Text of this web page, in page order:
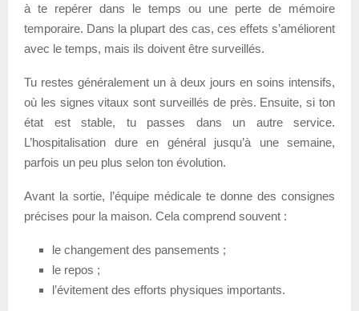
à te repérer dans le temps ou une perte de mémoire
temporaire. Dans la plupart des cas, ces effets s’améliorent
avec le temps, mais ils doivent être surveillés.
Tu restes généralement un à deux jours en soins intensifs,
où les signes vitaux sont surveillés de près. Ensuite, si ton
état est stable, tu passes dans un autre service.
L’hospitalisation dure en général jusqu’à une semaine,
parfois un peu plus selon ton évolution.
Avant la sortie, l’équipe médicale te donne des consignes
précises pour la maison. Cela comprend souvent :
le changement des pansements ;
le repos ;
l’évitement des efforts physiques importants.